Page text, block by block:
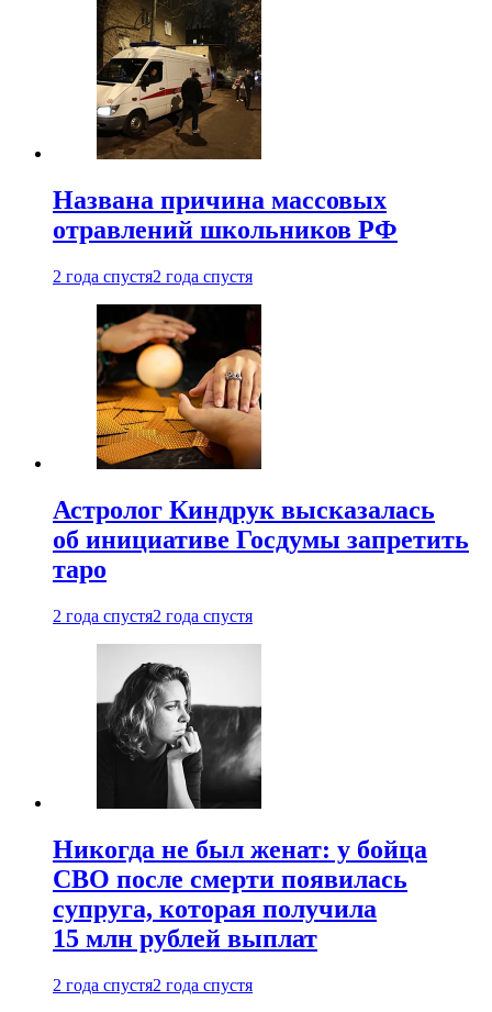
Названа причина массовых
отравлений школьников РФ
2 года спустя2 года спустя
Астролог Киндрук высказалась
об инициативе Госдумы запретить
таро
2 года спустя2 года спустя
Никогда не был женат: у бойца
СВО после смерти появилась
супруга, которая получила
15 млн рублей выплат
2 года спустя2 года спустя